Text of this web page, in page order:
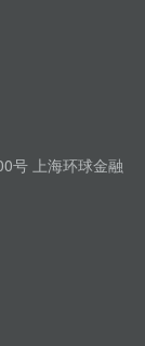
号 上海环球金融